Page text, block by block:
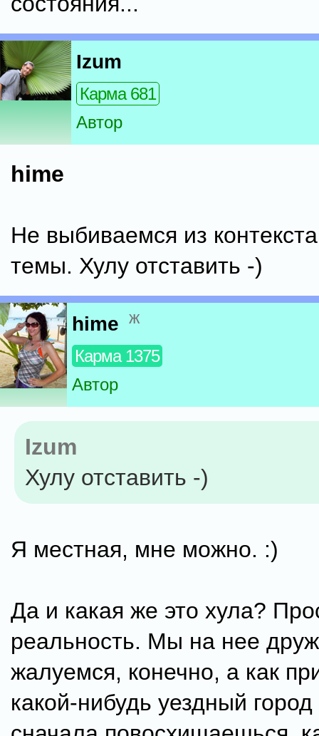
Izum
Карма 681
Автор
hime
Не выбиваемся из
темы. Хулу отставить -)
hime ж
Карма 1375
Автор
Izum
Хулу отставить -)
Я местная, мне можно. :)
Да и какая же это хула?
реальность. Мы на нее
жалуемся, конечно, а как
какой-нибудь уездный город